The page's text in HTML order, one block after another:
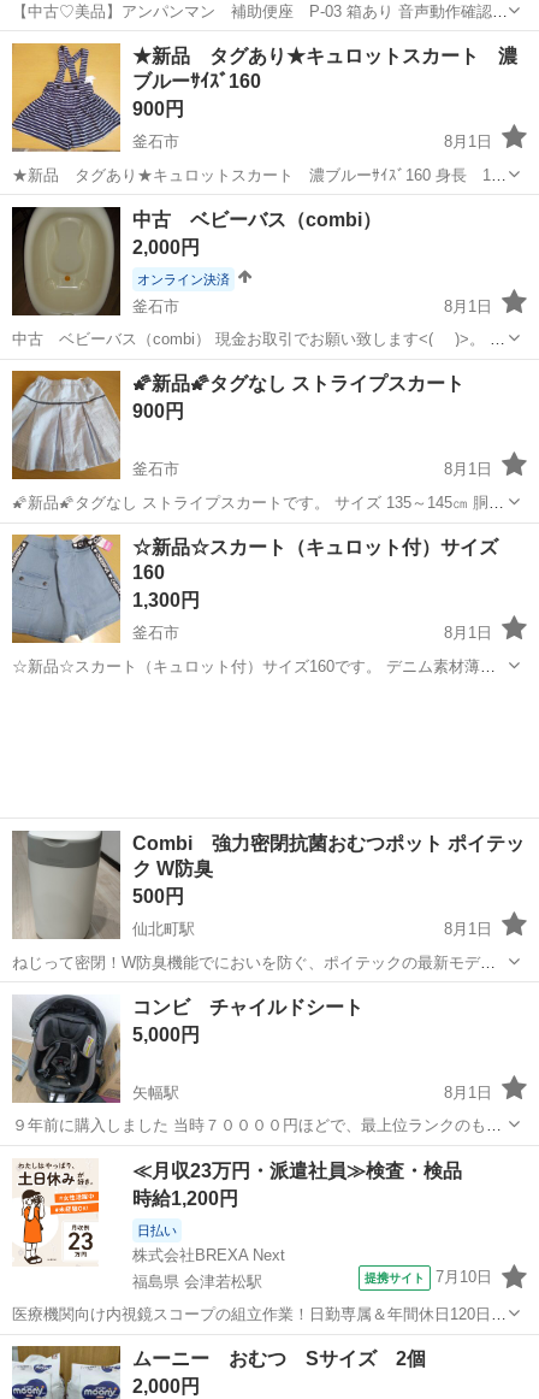
【中古♡美品】アンパンマン 補助便座 P-03 箱あり 音声動作確認済
み（電池は購入者様でご準備をお願い致します。単3 3本使用しま
す） トイレカバーもあり 過去に１～２回使用しました。子供が嫌がっ
たので、その後は保...
岩手 釜石市 ベビー用品 補助便座
★新品 タグあり★キュロットスカート 濃
ブルーｻｲｽﾞ160
900円
釜石市
8月1日
★新品 タグあり★キュロットスカート 濃ブルーｻｲｽﾞ160 身長 155
～165cm 胴囲 58~66cm ﾎﾟﾘｴｽﾃﾙ65% 綿35% 右側にポケット1
個あり 柔らかい素材で、肌触りがとてもいいキュロットスカート...
岩手 釜石市 キッズ用品
中古 ベビーバス（combi）
2,000円
オンライン決済
釜石市
8月1日
中古 ベビーバス（combi） 現金お取引でお願い致します<(_ _)>。 赤
ちゃんが生まれる必要な方！中古の赤ちゃんお風呂をお探しの方！ ♦
その他♦近隣の方（市内もしくはそのお近くの市町村の場合 駅駐車場
お渡しなど、...
岩手 釜石市 マタニティ用品 ベビーバス
🌠新品🌠タグなし ストライプスカート
900円
釜石市
8月1日
🌠新品🌠タグなし ストライプスカートです。 サイズ 135～145㎝ 胴囲
53～59㎝ 表生地 ポリエステル65％ 綿35％ 裏生地 ポリエステル100％
パイピング部分 綿90％ ポリエステル6％ レーヨン4...
岩手 釜石市 キッズ用品 新品
☆新品☆スカート（キュロット付）サイズ
160
1,300円
釜石市
8月1日
☆新品☆スカート（キュロット付）サイズ160です。 デニム素材薄ブ
Combi 強力密閉抗菌おむつポット ポイテッ
ク W防臭
500円
仙北町駅
8月1日
ねじって密閉！W防臭機能でにおいを防ぐ、ポイテックの最新モデ
ル。 サイズ W292×D255×H443mm 重量 1.6kg ※ゴミ袋カセットは別
売りです
岩手 盛岡市 仙北町駅 ベビー用品
コンビ チャイルドシート
5,000円
矢幅駅
8月1日
９年前に購入しました 当時７００００円ほどで、最上位ランクのもの
でした ２年間使用後、自宅保管しておりました 変色がみられます 使
用前に丸洗いすることをオススメいたします 美品ではありません
岩手 紫波郡 矢幅駅 ベビー用品
≪月収23万円・派遣社員≫検査・検品
時給1,200円
日払い
株式会社BREXA Next
福島県 会津若松駅
提携サイト 7月10日
医療機関向け内視鏡スコープの組立作業！日勤専属＆年間休日120日
★◎20代～40代の男女活躍中！送迎あり！マイカー通勤OK◎無料駐車
場あり★日払いあり◎空調完備で快適作業！《福島県会津若松市》 人
気の工場のお仕事 ◇医療機...
福島 会津若松市 会津若松駅 その他
ムーニー おむつ Sサイズ 2個
2,000円